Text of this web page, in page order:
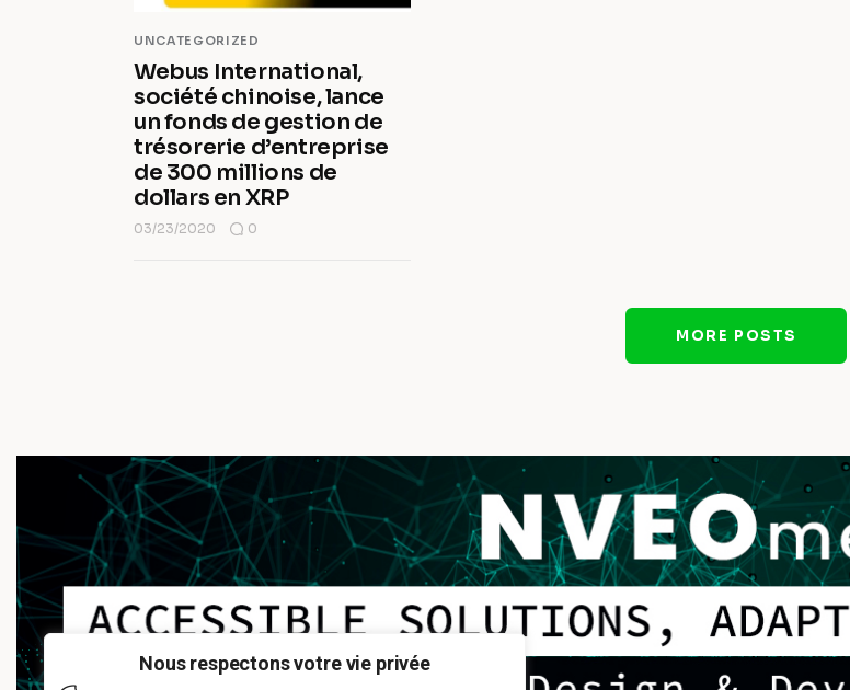
Nous respectons votre vie privée
UNCATEGORIZED
Webus International,
société chinoise, lance
un fonds de gestion de
trésorerie d’entreprise
de 300 millions de
dollars en XRP
03/23/2020 0
MORE POSTS